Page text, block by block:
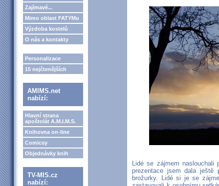
Zajímavé...
Mimo oblast FATYMu
Výzdoba kostelů
O nás a kontakty
Personalizace
15 nejčtenějších
AMIMS.net
nabízí:
Hlavní strana
apoštolát A.M.I.M.S.
Knihovna on-line
Comicsy
Objednávky knih
TV-MIS.cz
nabízí:
Lidé se zájmem
prezentace jsem dala ještě
brožurky. Lidé si je se